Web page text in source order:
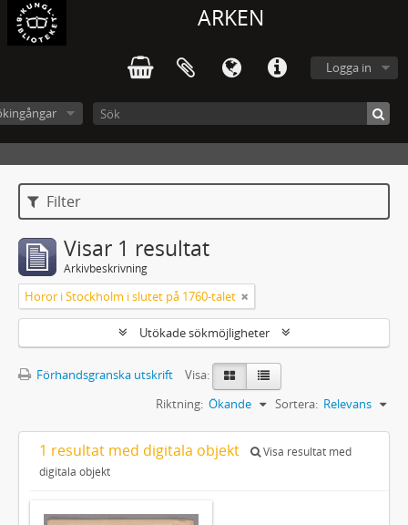
ARKEN
Logga in
Filter
Visar 1 resultat
Arkivbeskrivning
Horor i Stockholm i slutet på 1760-talet
Utökade sökmöjligheter
Förhandsgranska utskrift
Visa:
Sortera: Relevans
Riktning: Ökande
1 resultat med digitala objekt
Visa resultat med
digitala objekt